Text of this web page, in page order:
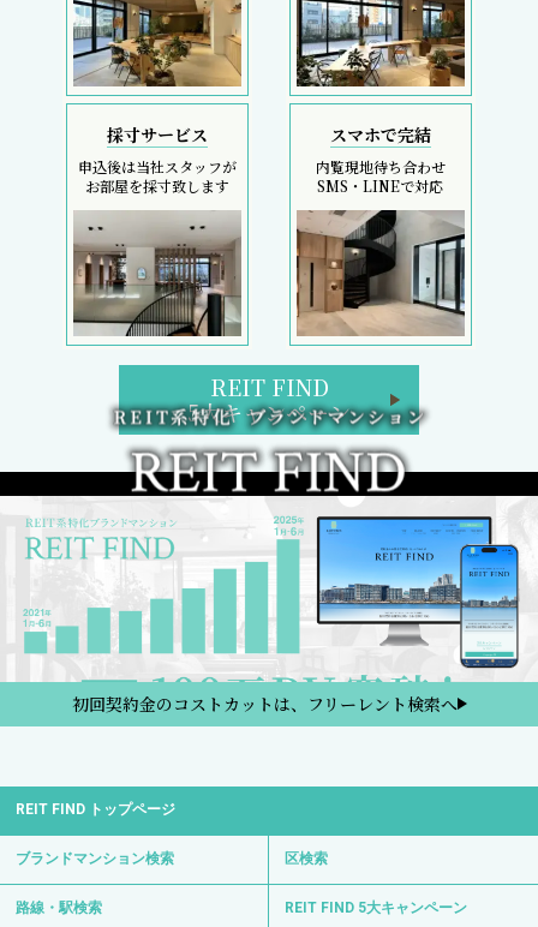
採寸サービス
申込後は当社スタッフが
お部屋を採寸致します
スマホで完結
内覧現地待ち合わせ
SMS・LINEで対応
REIT FIND
5大キャンペーン
初回契約金のコストカットは、フリーレント検索へ
REIT FIND トップページ
ブランドマンション検索 区検索
路線・駅検索 REIT FIND 5大キャンペーン